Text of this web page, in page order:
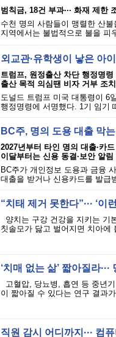
범칙금, 18건 부과··· 화재 제한
수천 명의 사람들이 맹렬한 산
지역에서는 불법적으로 불을 피
외교관·유학생이 낳은 아
트럼프, 원정출산 차단 행정명령
출산 목적 의심땐 비자 거부 조치
도널드 트럼프 미국 대통령이 6
행정명령에 서명했다. 1기 임기
BC주, 명의 도용 대출 막
2027년부터 타인 명의 대출·카
이달부터는 신용 동결·보안 알
BC주가 개인정보 도용과 금융
대출을 받거나 신용카드를 발급
“치태 제거 못한다”··· ‘
양치는 구강 건강을 지키는 기
칫솔모가 닳고 벌어지면 치아에
‘치매 없는 삶’ 짧아질라
고혈압, 당뇨병, 흡연 등 중년
이 짧아질 수 있다는 연구 결과
직원 감시 어디까지··· 컴